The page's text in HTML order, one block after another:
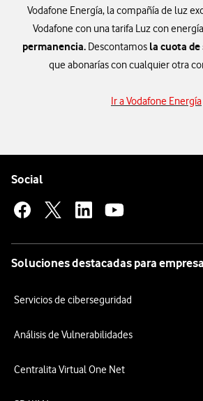
Vodafone Energía, la compañía de luz
Vodafone con una tarifa Luz con
permanencia. Descontamos la cuota
que abonarías con cualquier otra
Ir a Vodafone Energía
Social
Soluciones destacadas para
Servicios de ciberseguridad
Análisis de Vulnerabilidades
Centralita Virtual One Net